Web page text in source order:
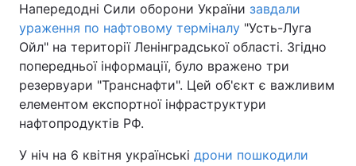
Напередодні Сили оборони України завдали
ураження по нафтовому терміналу "Усть-Луга
Ойл" на території Ленінградської області. Згідно
попередньої інформації, було вражено три
резервуари "Транснафти". Цей об'єкт є важливим
елементом експортної інфраструктури
нафтопродуктів РФ.
У ніч на 6 квітня українські дрони пошкодили